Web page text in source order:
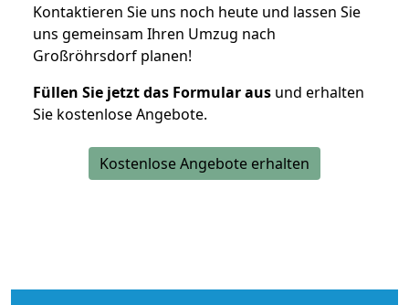
Kontaktieren Sie uns noch heute und lassen Sie
uns gemeinsam Ihren Umzug nach
Großröhrsdorf planen!
Füllen Sie jetzt das Formular aus und erhalten
Sie kostenlose Angebote.
Kostenlose Angebote erhalten